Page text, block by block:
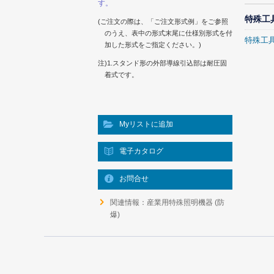
す。
(ご注文の際は、「ご注文形式例」をご参照
のうえ、表中の形式末尾に仕様別形式を付
加した形式をご指定ください。)
注)1.スタンド形の外部導線引込部は耐圧固
着式です。
Myリストに追加
電子カタログ
お問合せ
関連情報：産業用特殊照明機器 (防
爆)
特殊工
特殊工